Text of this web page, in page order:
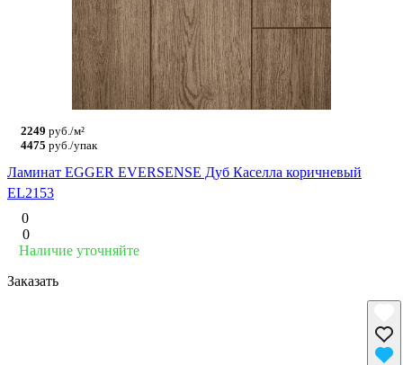
2249 руб./м²
4475 руб./упак
Ламинат EGGER EVERSENSE Дуб Каселла коричневый
EL2153
0
0
Наличие уточняйте
Заказать